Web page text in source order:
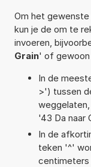
Om het gewenste
kun je de om te
invoeren,
Grain' of gewoon
In de
>') tussen
'43 Da naar
In de
teken '^'
centimeters